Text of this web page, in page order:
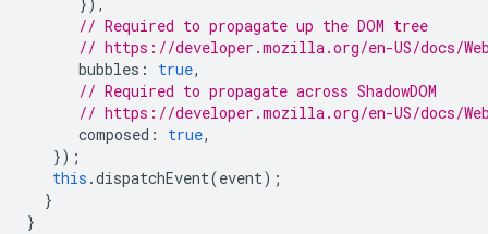
// Required to propagate up the DOM tree
// https://developer.mozilla.org/en-US/docs/
bubbles : true,
// Required to propagate across ShadowDOM
// https://developer.mozilla.org/en-US/docs/
composed : true,
});
this .dispatchEvent(event);
}
}